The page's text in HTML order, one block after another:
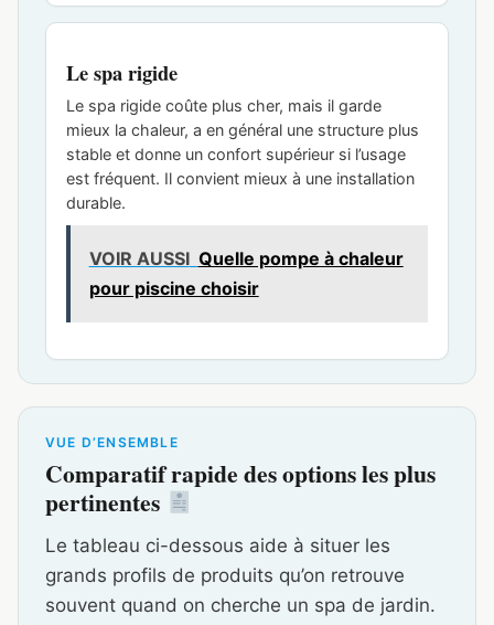
Le spa rigide
Le spa rigide coûte plus cher, mais il garde
mieux la chaleur, a en général une structure plus
stable et donne un confort supérieur si l’usage
est fréquent. Il convient mieux à une installation
durable.
VOIR AUSSI Quelle pompe à chaleur
pour piscine choisir
VUE D’ENSEMBLE
Comparatif rapide des options les plus
pertinentes
Le tableau ci-dessous aide à situer les
grands profils de produits qu’on retrouve
souvent quand on cherche un spa de jardin.